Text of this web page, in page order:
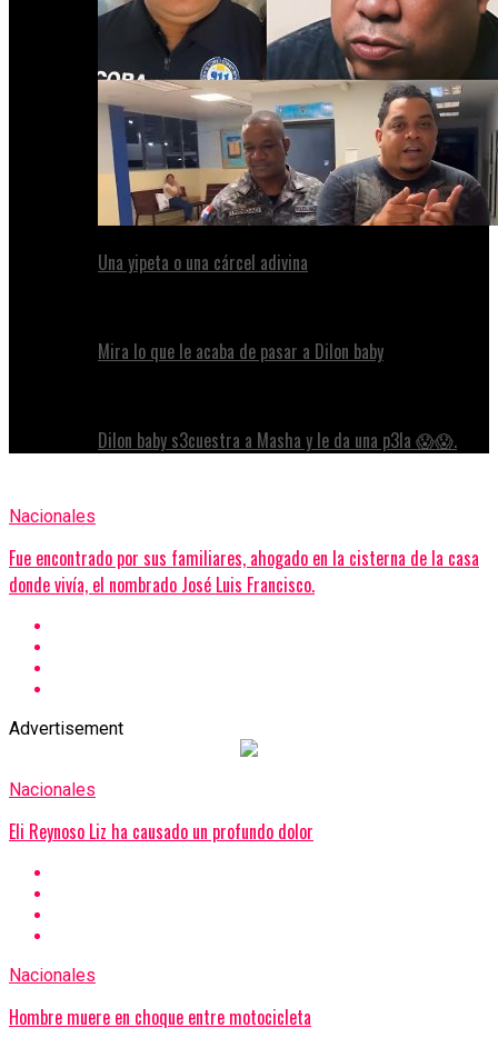
Una yipeta o una cárcel adivina
Mira lo que le acaba de pasar a Dilon baby
Dilon baby s3cuestra a Masha y le da una p3la 😱😱.
Nacionales
Fue encontrado por sus familiares, ahogado en la cisterna de la casa
donde vivía, el nombrado José Luis Francisco.
Advertisement
Nacionales
Eli Reynoso Liz ha causado un profundo dolor
Nacionales
Hombre muere en choque entre motocicleta